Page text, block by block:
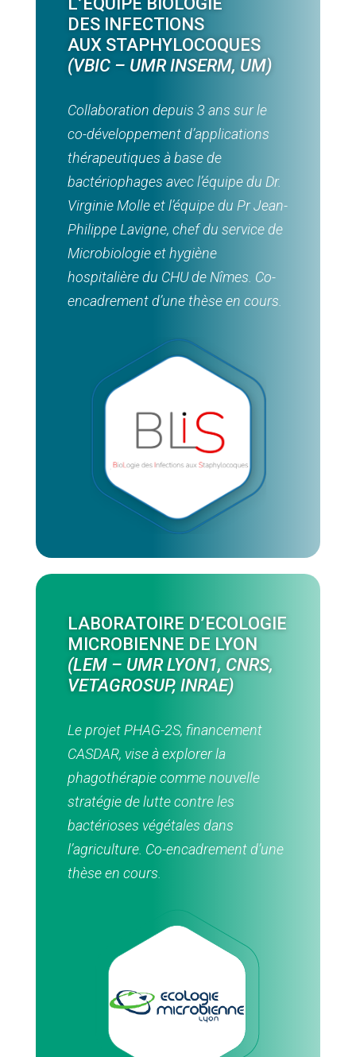
DES INFECTIONS
AUX STAPHYLOCOQUES
(VBIC – UMR INSERM, UM)
Collaboration depuis 3 ans sur le
co-développement d’applications
thérapeutiques à base de
bactériophages avec l’équipe du Dr.
Virginie Molle et l’équipe du Pr Jean-
Philippe Lavigne, chef du service de
Microbiologie et hygiène
hospitalière du CHU de Nîmes. Co-
encadrement d’une thèse en cours.
LABORATOIRE D’ECOLOGIE
MICROBIENNE DE LYON
(LEM – UMR LYON1, CNRS,
VETAGROSUP, INRAE)
Le projet PHAG-2S, financement
CASDAR, vise à explorer la
phagothérapie comme nouvelle
stratégie de lutte contre les
bactérioses végétales dans
l’agriculture. Co-encadrement d’une
thèse en cours.